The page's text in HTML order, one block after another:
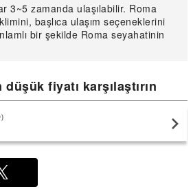
3~5 zamanda ulaşılabilir. Roma
başlıca ulaşım seçeneklerini
bir şekilde Roma seyahatinin
fiyatı karşılaştırın